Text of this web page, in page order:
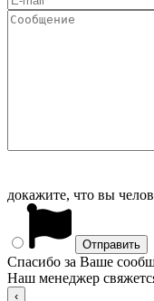
докажите, что вы
Спасибо за Ваше
Наш менеджер